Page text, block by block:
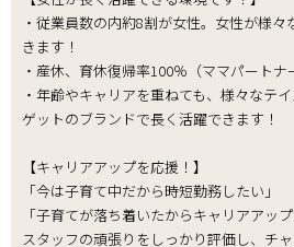
・従業員数の内約8割が女性。女性が様
きます！
・産休、育休復帰率100％（ママパートナ
・年齢やキャリアを重ねても、様々なテ
ゲットのブランドで長く活躍できます！
【キャリアアップを応援！】
「今は子育て中だから時短勤務したい」
「子育てが落ち着いたからキャリアアップ
スタッフの頑張りをしっかり評価し、チ